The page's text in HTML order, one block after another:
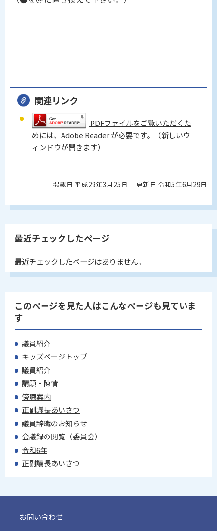
関連リンク
PDFファイルをご覧いただくた
めには、Adobe Reader が必要です。（新しいウ
ィンドウが開きます）
掲載日 平成29年3月25日 更新日 令和5年6月29日
最近チェックしたページ
最近チェックしたページはありません。
このページを見た人はこんなページも見ていま
す
議員紹介
キッズページトップ
議員紹介
請願・陳情
傍聴案内
正副議長あいさつ
議員辞職のお知らせ
会議録の閲覧（委員会）
令和6年
正副議長あいさつ
お問い合わせ